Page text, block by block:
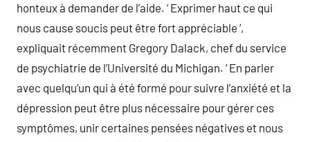
honteux à demander de l’aide. ‘ Exprimer haut ce qui
nous cause soucis peut être fort appréciable ‘,
expliquait récemment Gregory Dalack, chef du service
de psychiatrie de l’Université du Michigan. ‘ En parler
avec quelqu’un qui à été formé pour suivre l’anxiété et la
dépression peut être plus nécessaire pour gérer ces
symptômes, unir certaines pensées négatives et nous